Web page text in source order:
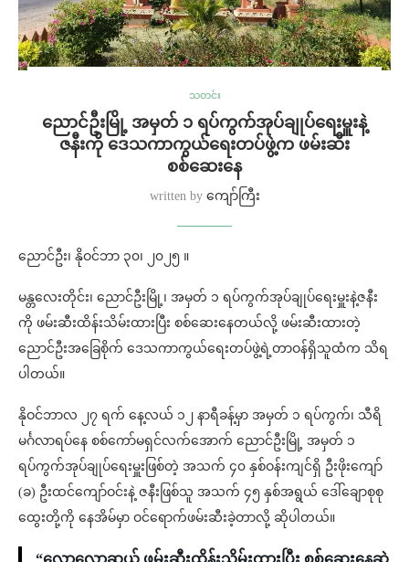
သတင်း
ညောင်ဦးမြို့ အမှတ် ၁ ရပ်ကွက်အုပ်ချုပ်ရေးမှူးနဲ့
ဇနီးကို ဒေသကာကွယ်ရေးတပ်ဖွဲ့က ဖမ်းဆီး
စစ်ဆေးနေ
written by ကျော်ကြီး
ညောင်ဦး၊ နိုဝင်ဘာ ၃၀၊ ၂၀၂၅ ။
မန္တလေးတိုင်း၊ ညောင်ဦးမြို့၊ အမှတ် ၁ ရပ်ကွက်အုပ်ချုပ်ရေးမှူးနဲ့ဇနီး
ကို ဖမ်းဆီးထိန်းသိမ်းထားပြီး စစ်ဆေးနေတယ်လို့ ဖမ်းဆီးထားတဲ့
ညောင်ဦးအခြေစိုက် ဒေသကာကွယ်ရေးတပ်ဖွဲ့ရဲ့တာဝန်ရှိသူထံက သိရ
ပါတယ်။
နိုဝင်ဘာလ ၂၇ ရက် နေ့လယ် ၁၂ နာရီခန့်မှာ အမှတ် ၁ ရပ်ကွက်၊ သီရိ
မင်္ဂလာရပ်နေ စစ်ကော်မရှင်လက်အောက် ညောင်ဦးမြို့ အမှတ် ၁
ရပ်ကွက်အုပ်ချုပ်ရေးမှူးဖြစ်တဲ့ အသက် ၄၀ နှစ်ဝန်းကျင်ရှိ ဦးဖိုးကျော်
(ခ) ဦးထင်ကျော်ဝင်းနဲ့ ဇနီးဖြစ်သူ အသက် ၄၅ နှစ်အရွယ် ဒေါ်​ချောစုစု
ထွေးတို့ကို နေအိမ်မှာ ဝင်ရောက်ဖမ်းဆီးခဲ့တာလို့ ဆိုပါတယ်။
“လောလောဆယ် ဖမ်းဆီးထိန်းသိမ်းထားပြီး စစ်ဆေးနေဆဲ